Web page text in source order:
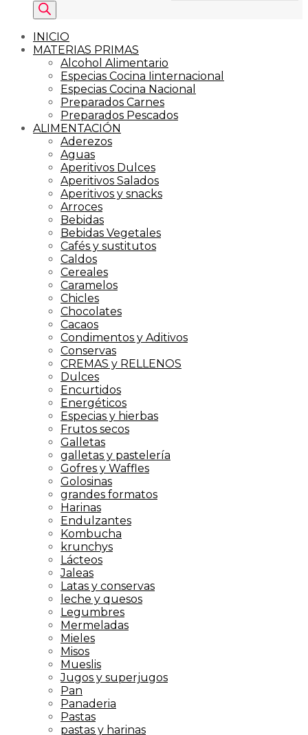
INICIO
MATERIAS PRIMAS
Alcohol Alimentario
Especias Cocina Iinternacional
Especias Cocina Nacional
Preparados Carnes
Preparados Pescados
ALIMENTACIÓN
Aderezos
Aguas
Aperitivos Dulces
Aperitivos Salados
Aperitivos y snacks
Arroces
Bebidas
Bebidas Vegetales
Cafés y sustitutos
Caldos
Cereales
Caramelos
Chicles
Chocolates
Cacaos
Condimentos y Aditivos
Conservas
CREMAS y RELLENOS
Dulces
Encurtidos
Energéticos
Especias y hierbas
Frutos secos
Galletas
galletas y pastelería
Gofres y Waffles
Golosinas
grandes formatos
Harinas
Endulzantes
Kombucha
krunchys
Lácteos
Jaleas
Latas y conservas
leche y quesos
Legumbres
Mermeladas
Mieles
Misos
Mueslis
Jugos y superjugos
Pan
Panaderia
Pastas
pastas y harinas